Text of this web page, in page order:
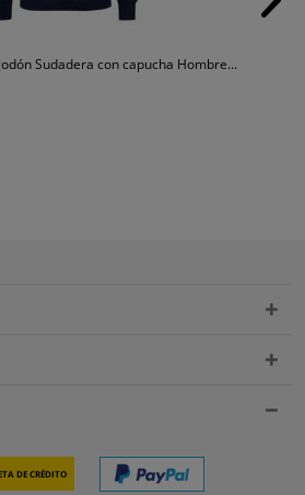
Sudadera con capucha Hombre...
de crédito